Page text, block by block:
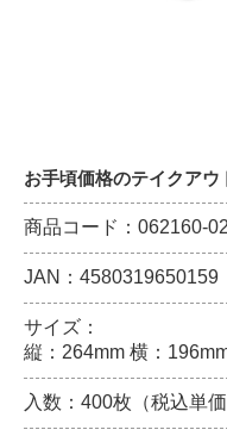
お手頃価格のテイクアウ
商品コード：062160-
JAN：4580319650159
サイズ：
縦：264mm 横：
入数：400枚（税込単